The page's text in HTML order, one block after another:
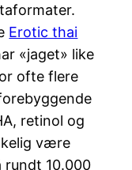
Erotic thai
«jaget» like
ofte flere
retinol og
være
rundt 10.000